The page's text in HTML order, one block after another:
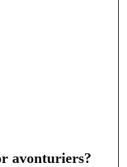
avonturiers?